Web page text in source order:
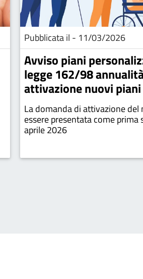
Pubblicata il - 11/03/2026
Avviso piani
legge 162/98
attivazione nuovi
La domanda di attivazione
essere presentata come
aprile 2026